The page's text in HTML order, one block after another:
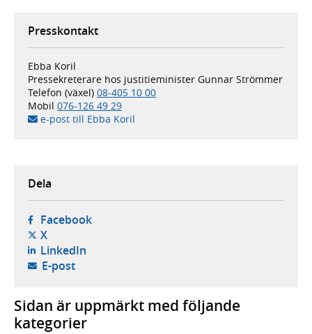
Presskontakt
Ebba Koril
Pressekreterare hos justitieminister Gunnar Strömmer
Telefon (växel) 08-405 10 00
Mobil 076-126 49 29
e-post till Ebba Koril
Dela
Facebook- öppnas i ny flik, extern webbplats,
X- öppnas i ny flik, extern webbplats,
LinkedIn- öppnas i ny flik, extern webbplats,
E-post- öppnar din e-postklient,
Sidan är uppmärkt med följande
kategorier